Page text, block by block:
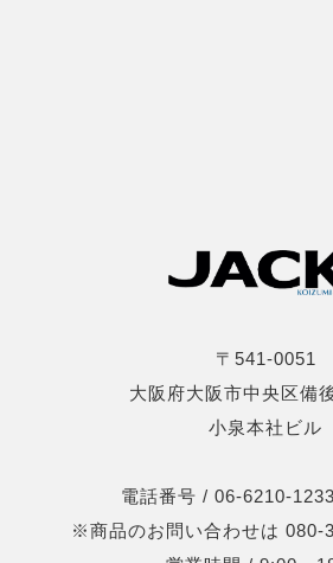
〒541-0051
大阪府大阪市中央区備
小泉本社ビル
電話番号 / 06-6210-1233
※商品のお問い合わせは 080-